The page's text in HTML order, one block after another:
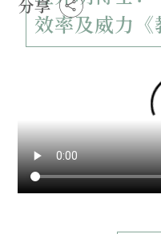
效率及威力《
分享